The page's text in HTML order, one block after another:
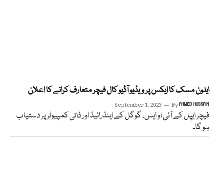
ایلون مسک کا ایکس پر ویڈیو آڈیو کال فیچر متعارف کرانے کا اعلان
September 1, 2023 ByAHMED HUSSAIN
فیچر ایپل کے آئی او ایس، گوگل کے اینڈرائیڈ اور ذاتی کمپیوٹر پر دستیاب
ہو گا۔